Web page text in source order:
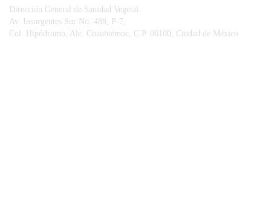
Dirección General de Sanidad Vegetal.
Av. Insurgentes Sur No. 489, P-7,
Col. Hipódromo, Alc. Cuauhtémoc, C.P. 06100, Ciudad de México